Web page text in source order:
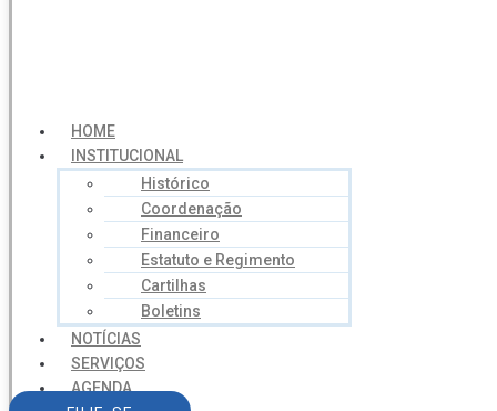
HOME
INSTITUCIONAL
Histórico
Coordenação
Financeiro
Estatuto e Regimento
Cartilhas
Boletins
NOTÍCIAS
SERVIÇOS
AGENDA